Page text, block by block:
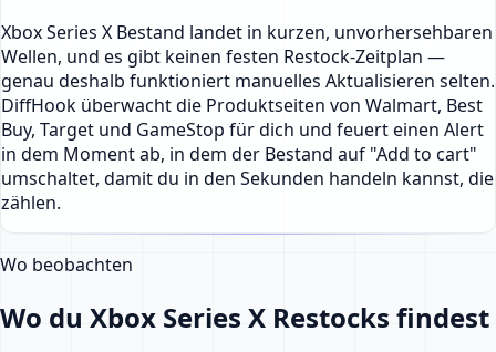
Xbox Series X Bestand landet in kurzen, unvorhersehbaren
Wellen, und es gibt keinen festen Restock-Zeitplan —
genau deshalb funktioniert manuelles Aktualisieren selten.
DiffHook überwacht die Produktseiten von Walmart, Best
Buy, Target und GameStop für dich und feuert einen Alert
in dem Moment ab, in dem der Bestand auf "Add to cart"
umschaltet, damit du in den Sekunden handeln kannst, die
zählen.
Wo beobachten
Wo du Xbox Series X Restocks findest